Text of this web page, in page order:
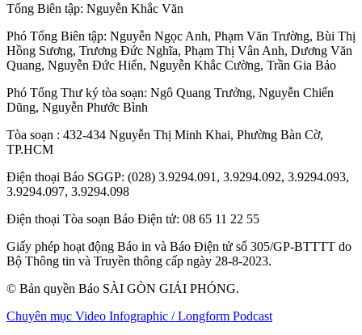
Tổng Biên tập: Nguyễn Khắc Văn
Phó Tổng Biên tập: Nguyễn Ngọc Anh, Phạm Văn Trường, Bùi Thị
Hồng Sương, Trương Đức Nghĩa, Phạm Thị Vân Anh, Dương Văn
Quang, Nguyễn Đức Hiển, Nguyễn Khắc Cường, Trần Gia Bảo
Phó Tổng Thư ký tòa soạn: Ngô Quang Trưởng, Nguyễn Chiến
Dũng, Nguyễn Phước Bình
Tòa soạn : 432-434 Nguyễn Thị Minh Khai, Phường Bàn Cờ,
TP.HCM
Điện thoại Báo SGGP: (028) 3.9294.091, 3.9294.092, 3.9294.093,
3.9294.097, 3.9294.098
Điện thoại Tòa soạn Báo Điện tử: 08 65 11 22 55
Giấy phép hoạt động Báo in và Báo Điện tử số 305/GP-BTTTT do
Bộ Thông tin và Truyền thông cấp ngày 28-8-2023.
© Bản quyền Báo SÀI GÒN GIẢI PHÓNG.
Chuyên mục Video Infographic / Longform Podcast